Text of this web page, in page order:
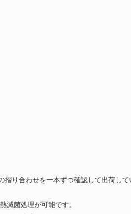
り合わせを一本ずつ確認して出荷して
滅菌処理が可能です。